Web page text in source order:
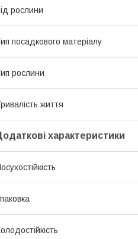
рослини
посадкового матеріалу
рослини
життя
характеристики